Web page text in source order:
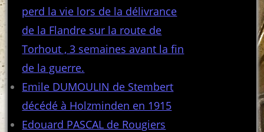
perd la vie lors de la délivrance
de la Flandre sur la route de
Torhout , 3 semaines avant la fin
de la guerre.
Emile DUMOULIN de Stembert
décédé à Holzminden en 1915
Edouard PASCAL de Rougiers